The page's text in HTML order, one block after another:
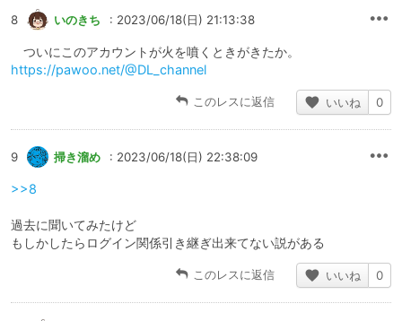
8 いのきち : 2023/06/18(日) 21:13:38
ついにこのアカウントが火を噴くときがきたか。
https://pawoo.net/@DL_channel
このレスに返信 いいね 0
9 掃き溜め : 2023/06/18(日) 22:38:09
>>8
過去に聞いてみたけど
もしかしたらログイン関係引き継ぎ出来てない説がある
このレスに返信 いいね 0